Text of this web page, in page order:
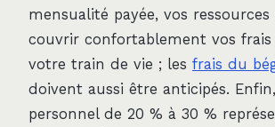
mensualité payée, vos
couvrir confortablement vos frais
votre train de vie ; les frais du
doivent aussi être anticipés.
personnel de 20 % à 30 %